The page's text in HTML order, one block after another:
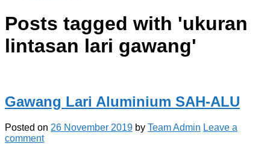
Posts tagged with 'ukuran
lintasan lari gawang'
Gawang Lari Aluminium SAH-ALU
Posted on 26 November 2019 by Team Admin Leave a
comment